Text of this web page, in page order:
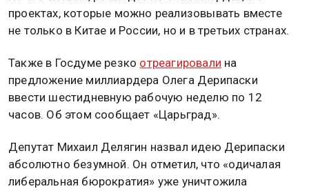
проектах, которые можно реализовывать вместе
не только в Китае и России, но и в третьих странах.
Также в Госдуме резко отреагировали на
предложение миллиардера Олега Дерипаски
ввести шестидневную рабочую неделю по 12
часов. Об этом сообщает «Царьград».
Депутат Михаил Делягин назвал идею Дерипаски
абсолютно безумной. Он отметил, что «одичалая
либеральная бюрократия» уже уничтожила